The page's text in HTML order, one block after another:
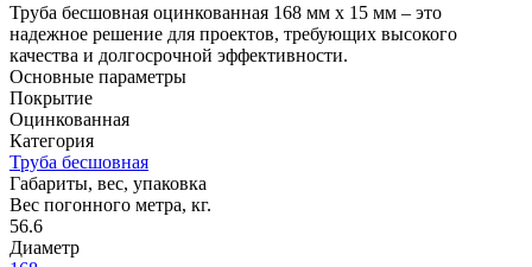
Труба бесшовная оцинкованная 168 мм x 15 мм – это
надежное решение для проектов, требующих высокого
качества и долгосрочной эффективности.
Основные параметры
Покрытие
Оцинкованная
Категория
Труба бесшовная
Габариты, вес, упаковка
Вес погонного метра, кг.
56.6
Диаметр